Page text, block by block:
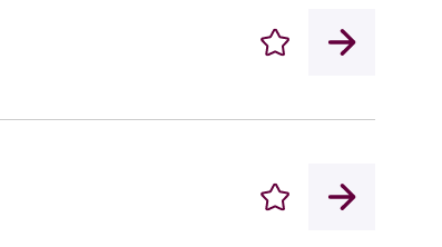
Enregistrer
Enregistrer